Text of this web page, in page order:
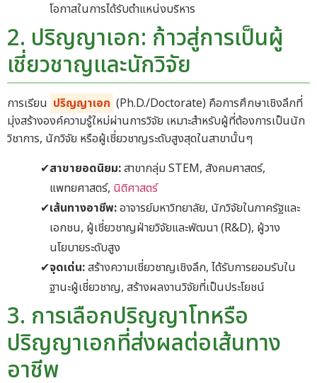
โอกาสในการได้รับตำแหน่งบริหาร
2. ปริญญาเอก: ก้าวสู่การเป็นผู้
เชี่ยวชาญและนักวิจัย
การเรียน ปริญญาเอก (Ph.D./Doctorate) คือการศึกษาเชิงลึกที่
มุ่งสร้างองค์ความรู้ใหม่ผ่านการวิจัย เหมาะสำหรับผู้ที่ต้องการเป็นนัก
วิชาการ, นักวิจัย หรือผู้เชี่ยวชาญระดับสูงสุดในสาขานั้นๆ
สาขายอดนิยม:สาขากลุ่ม STEM, สังคมศาสตร์,
แพทยศาสตร์, นิติศาสตร์
เส้นทางอาชีพ:อาจารย์มหาวิทยาลัย, นักวิจัยในภาครัฐและ
เอกชน, ผู้เชี่ยวชาญฝ่ายวิจัยและพัฒนา (R&D), ผู้วาง
นโยบายระดับสูง
จุดเด่น:สร้างความเชี่ยวชาญเชิงลึก, ได้รับการยอมรับใน
ฐานะผู้เชี่ยวชาญ, สร้างผลงานวิจัยที่เป็นประโยชน์
3. การเลือกปริญญาโทหรือ
ปริญญาเอกที่ส่งผลต่อเส้นทาง
อาชีพ